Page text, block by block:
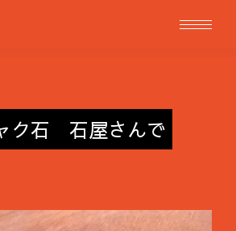
ク石 石屋さんで